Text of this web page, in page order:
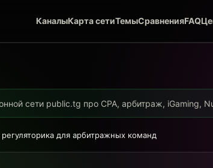
КаналыКарта сетиТемыСравненияFAQ
сети public.tg про CPA, арбитраж, iGaming,
для арбитражных команд